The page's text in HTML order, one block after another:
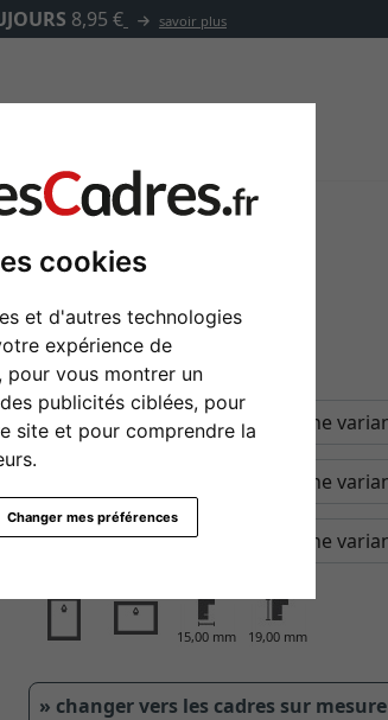
cookies
et d'autres technologies
expérience de
pour vous montrer un
publicités ciblées, pour
site et pour comprendre la
Changer mes préférences
8,95 € savoir plus
Cadre en bois Auray
format
type de verre
15,00 mm 19,00 mm
» changer vers les cadres sur mesure